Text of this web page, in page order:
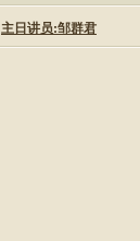
主日讲员:邹群君